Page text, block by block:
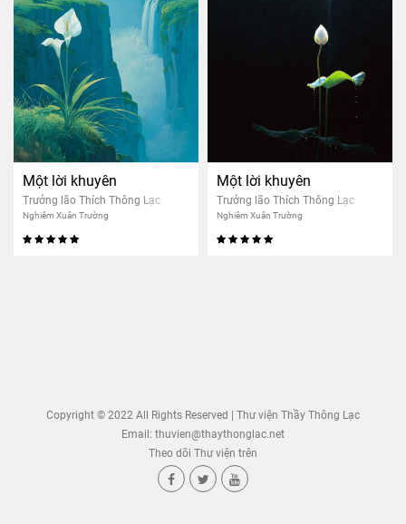
Một lời khuyên
Trưởng lão Thích Thông Lạc
Nghiêm Xuân Trường
Một lời khuyên
Trưởng lão Thích Thông Lạc
Nghiêm Xuân Trường
Copyright © 2022 All Rights Reserved | Thư viện Thầy Thông Lạc
Email: thuvien@thaythonglac.net
Theo dõi Thư viện trên